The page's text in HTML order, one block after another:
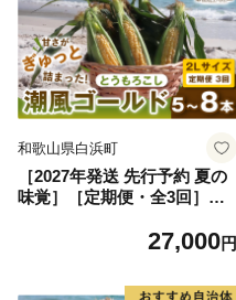
和歌山県白浜町
［2027年発送 先行予約 夏の
味覚］［定期便・全3回］潮
1セット とうもろこし トウモ
27,000円